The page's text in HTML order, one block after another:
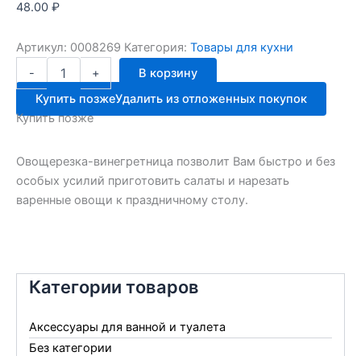
Категории товаров
Аксессуары для ванной и туалета
Без категории
48.00 ₽
Артикул: 0008269 Категория: Товары для кухни
-
Количество
товара
Овощечистка-
винегретница
8мм
+
В корзину
Купить позжеУдалить из отложенных покупок
Купить позже
Овощерезка-винегретница позволит Вам быстро и без
особых усилий приготовить салаты и нарезать
варенные овощи к праздничному столу.